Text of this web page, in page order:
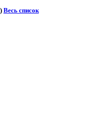
Весь список